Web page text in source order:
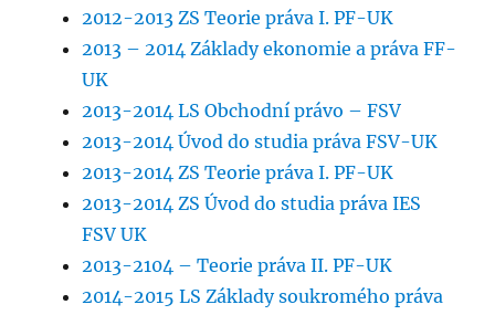
2012-2013 ZS Teorie práva I. PF-UK
2013 – 2014 Základy ekonomie a práva FF-
UK
2013-2014 LS Obchodní právo – FSV
2013-2014 Úvod do studia práva FSV-UK
2013-2014 ZS Teorie práva I. PF-UK
2013-2014 ZS Úvod do studia práva IES
FSV UK
2013-2104 – Teorie práva II. PF-UK
2014-2015 LS Základy soukromého práva